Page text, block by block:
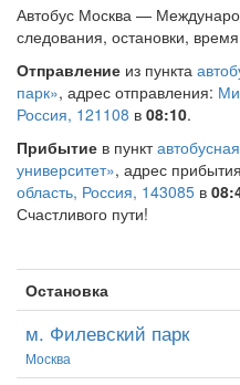
Автобус Москва —
следования, остановки,
Отправление из пункта
парк», адрес отправления:
Россия, 121108 в 08:10.
Прибытие в пункт
университет», адрес
область, Россия, 143085 в
Счастливого пути!
Остановка
м. Филевский парк
Москва